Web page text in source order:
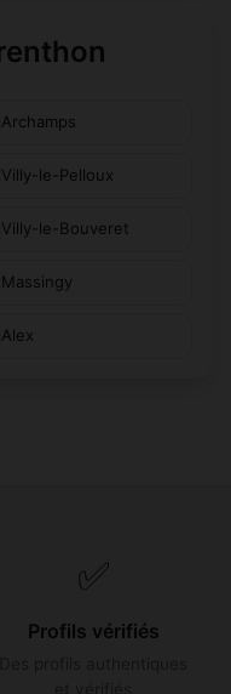
Archamps
Villy-le-Pelloux
Villy-le-Bouveret
Massingy
Alex
✅
Profils vérifiés